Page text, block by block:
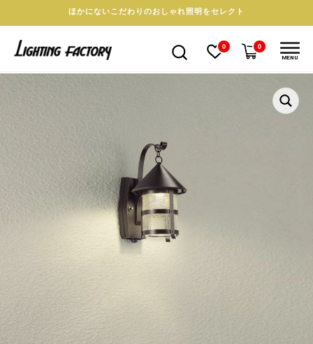
ほかにないこだわりのおしゃれ照明をセレクト
0 0
MENU